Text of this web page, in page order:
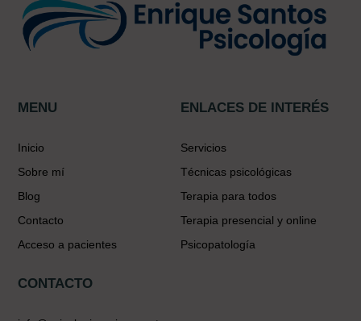
MENU
Inicio
Sobre mí
Blog
Contacto
Acceso a pacientes
ENLACES DE INTERÉS
Servicios
Técnicas psicológicas
Terapia para todos
Terapia presencial y online
Psicopatología
CONTACTO